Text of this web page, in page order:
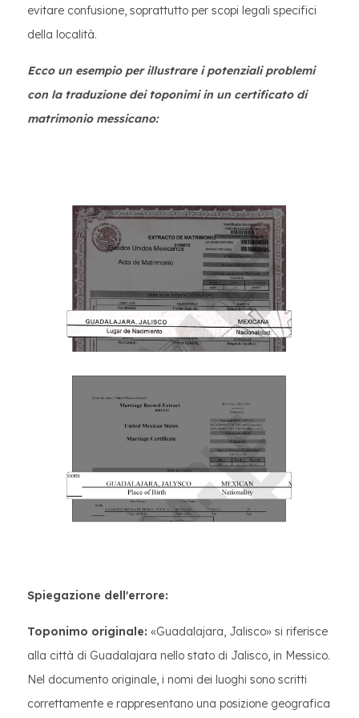
evitare confusione, soprattutto per scopi legali specifici
della località.
Ecco un esempio per illustrare i potenziali problemi
con la traduzione dei toponimi in un certificato di
matrimonio messicano:
Spiegazione dell'errore:
Toponimo originale: «Guadalajara, Jalisco» si riferisce
alla città di Guadalajara nello stato di Jalisco, in Messico.
Nel documento originale, i nomi dei luoghi sono scritti
correttamente e rappresentano una posizione geografica